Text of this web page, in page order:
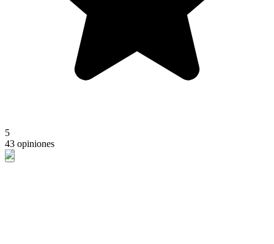
5
43 opiniones